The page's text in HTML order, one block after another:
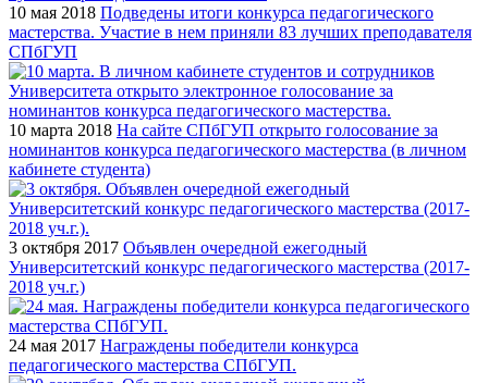
10 мая 2018 Подведены итоги конкурса педагогического
мастерства. Участие в нем приняли 83 лучших преподавателя
СПбГУП
10 марта 2018 На сайте СПбГУП открыто голосование за
номинантов конкурса педагогического мастерства (в личном
кабинете студента)
3 октября 2017 Объявлен очередной ежегодный
Университетский конкурс педагогического мастерства (2017-
2018 уч.г.)
24 мая 2017 Награждены победители конкурса
педагогического мастерства СПбГУП.